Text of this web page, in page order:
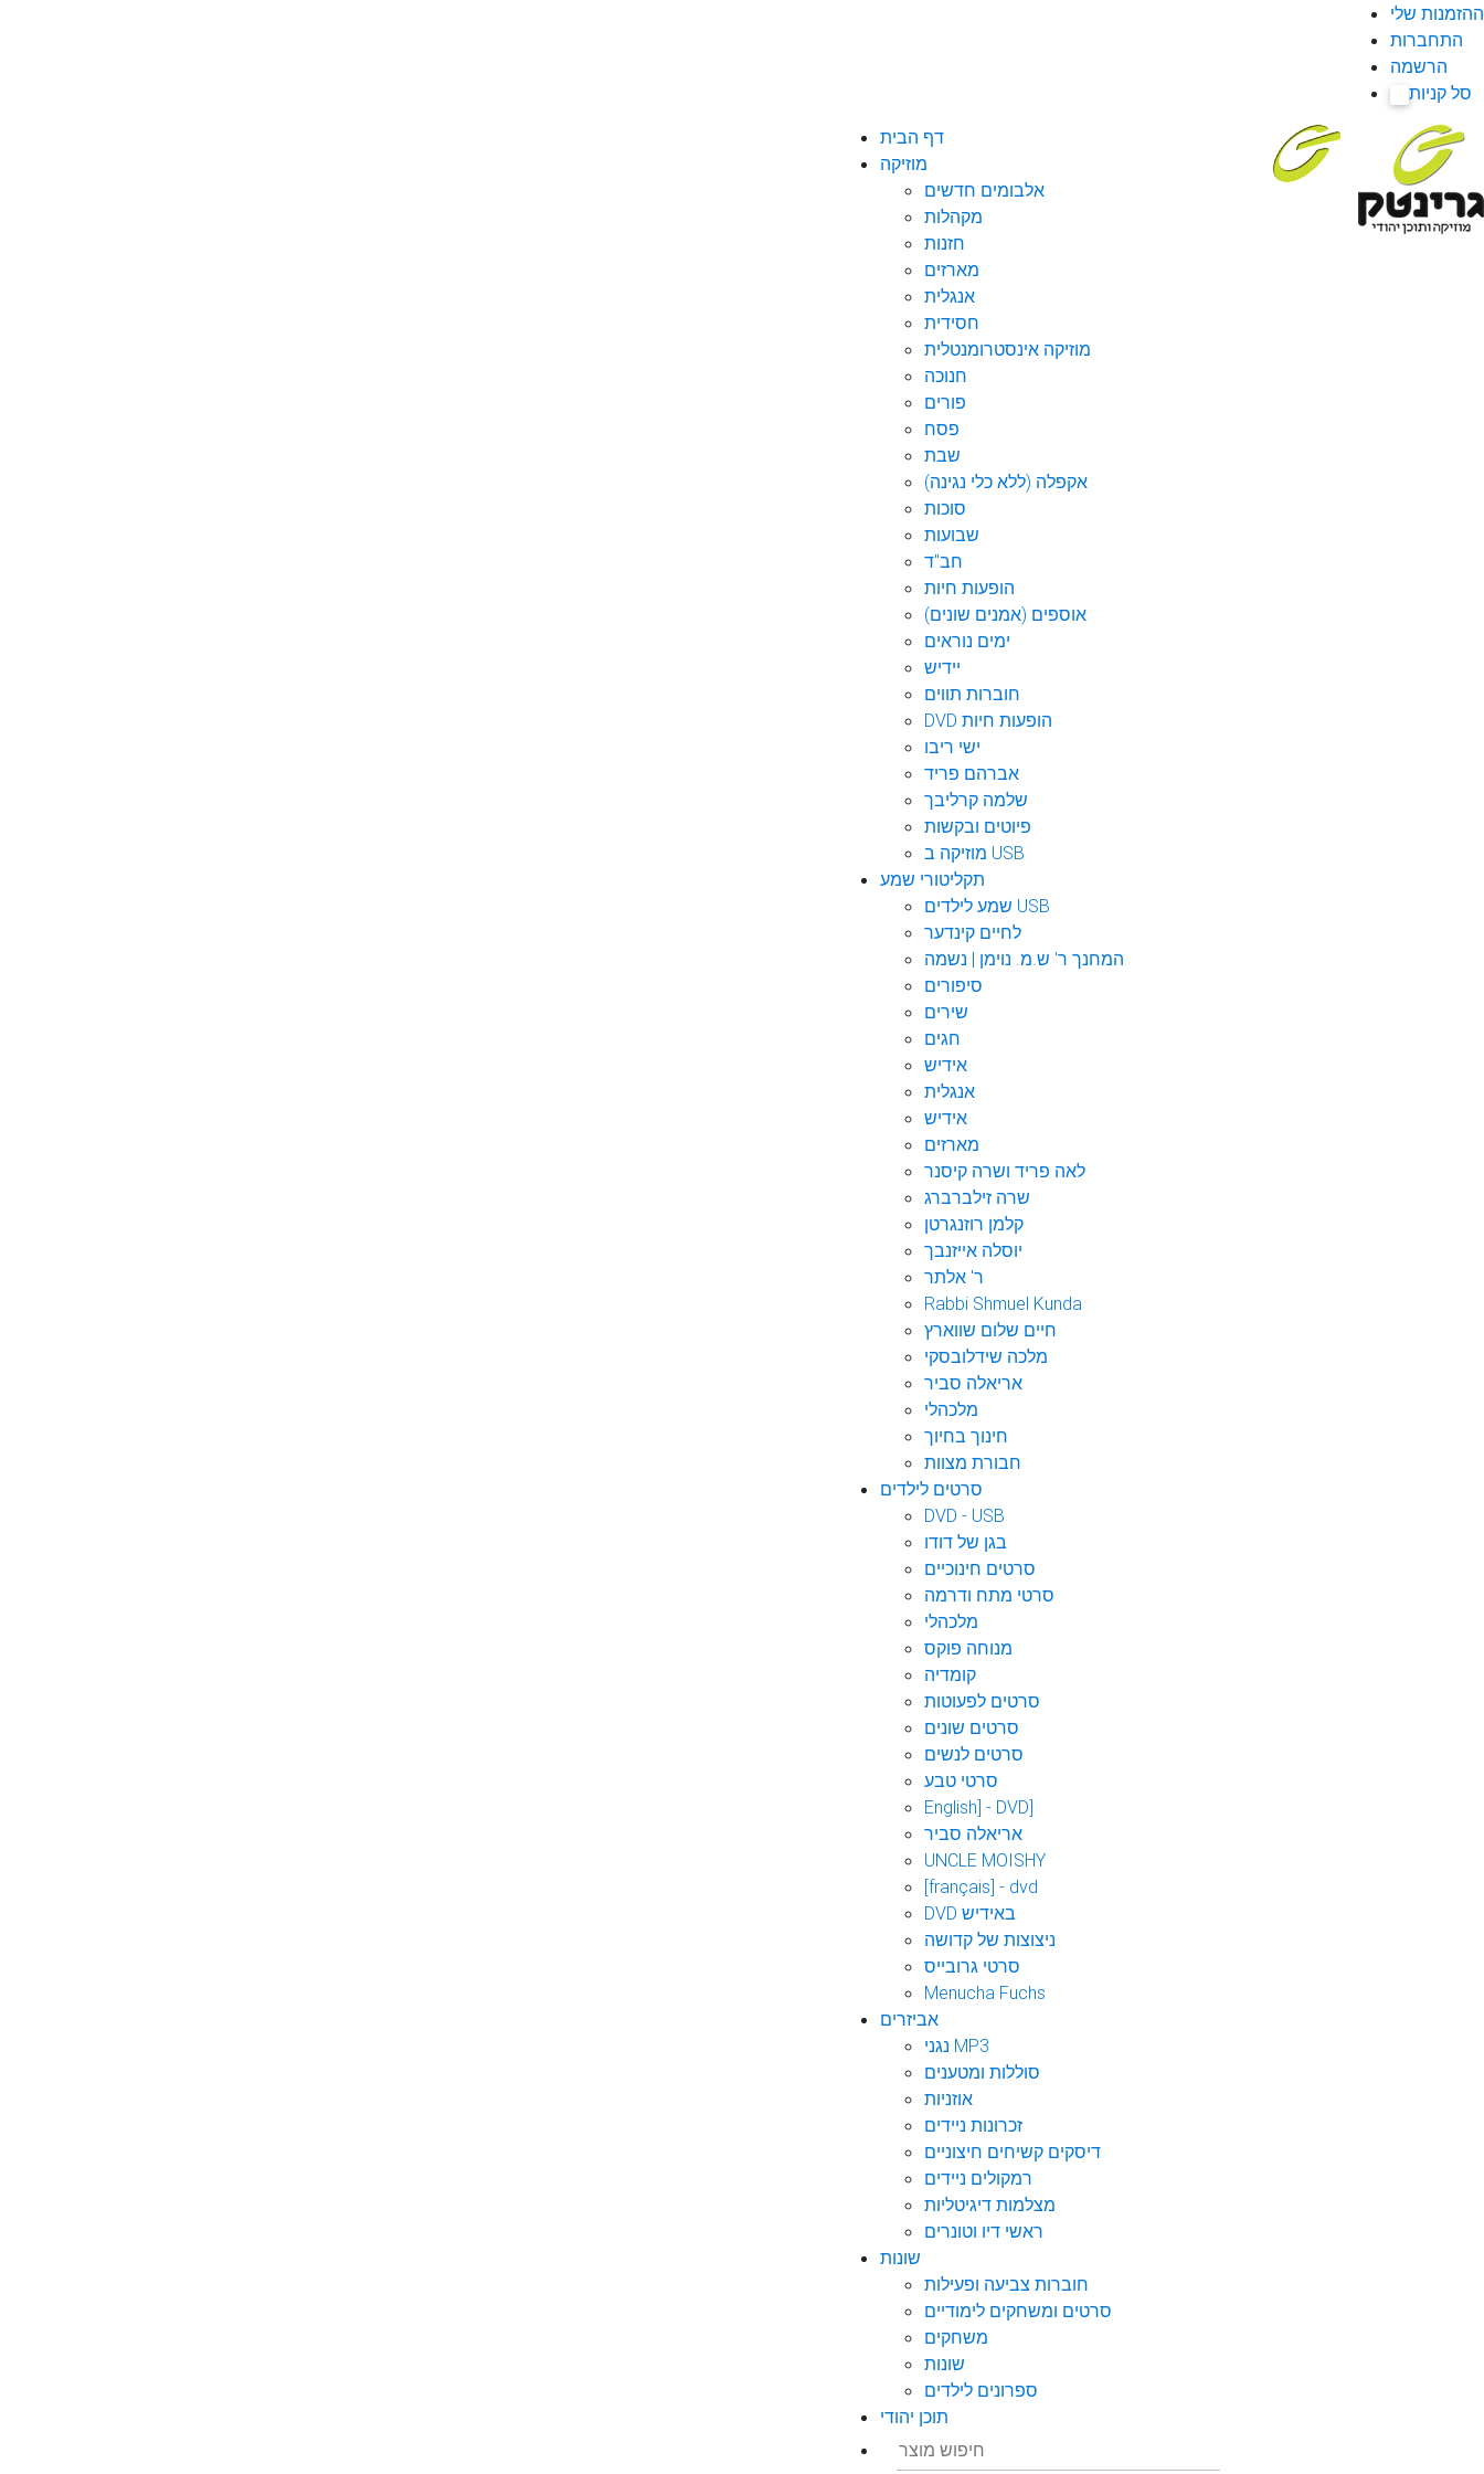
ההזמנות שלי
התחברות
הרשמה
סל קניות
דף הבית
מוזיקה
אלבומים חדשים
מקהלות
חזנות
מארזים
אנגלית
חסידית
מוזיקה אינסטרומנטלית
חנוכה
פורים
פסח
שבת
אקפלה (ללא כלי נגינה)
סוכות
שבועות
חב"ד
הופעות חיות
אוספים (אמנים שונים)
ימים נוראים
יידיש
חוברות תווים
DVD הופעות חיות
ישי ריבו
אברהם פריד
שלמה קרליבך
פיוטים ובקשות
מוזיקה ב USB
תקליטורי שמע
שמע לילדים USB
לחיים קינדער
המחנך ר' ש.מ. נוימן | נשמה
סיפורים
שירים
חגים
אידיש
אנגלית
אידיש
מארזים
לאה פריד ושרה קיסנר
שרה זילברברג
קלמן רוזנגרטן
יוסלה אייזנבך
ר' אלתר
Rabbi Shmuel Kunda
חיים שלום שווארץ
מלכה שידלובסקי
אריאלה סביר
מלכהלי
חינוך בחיוך
חבורת מצוות
סרטים לילדים
DVD - USB
בגן של דודו
סרטים חינוכיים
סרטי מתח ודרמה
מלכהלי
מנוחה פוקס
קומדיה
סרטים לפעוטות
סרטים שונים
סרטים לנשים
סרטי טבע
English] - DVD]
אריאלה סביר
UNCLE MOISHY
[français] - dvd
DVD באידיש
ניצוצות של קדושה
סרטי גרובייס
Menucha Fuchs
אביזרים
נגני MP3
סוללות ומטענים
אוזניות
זכרונות ניידים
דיסקים קשיחים חיצוניים
רמקולים ניידים
מצלמות דיגיטליות
ראשי דיו וטונרים
שונות
חוברות צביעה ופעילות
סרטים ומשחקים לימודיים
משחקים
שונות
ספרונים לילדים
תוכן יהודי